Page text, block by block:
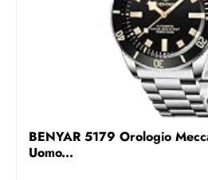
BENYAR 5179 Orologio
Uomo...